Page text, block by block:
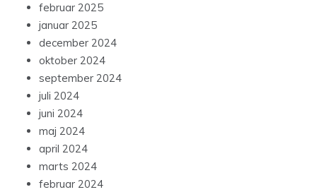
februar 2025
januar 2025
december 2024
oktober 2024
september 2024
juli 2024
juni 2024
maj 2024
april 2024
marts 2024
februar 2024